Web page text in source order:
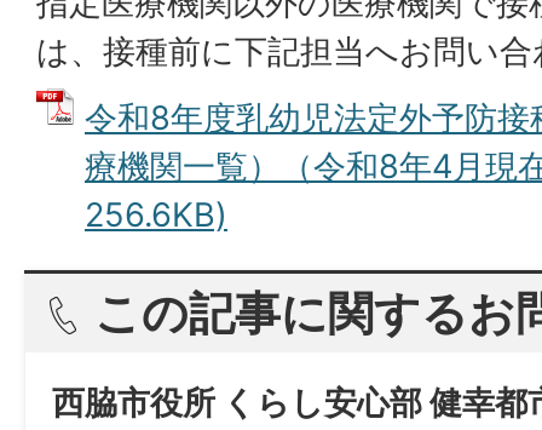
は、接種前に下記担当へお問い
令和8年度乳幼児法定外予防
療機関一覧）（令和8年4月現
256.6KB)
この記事に関するお
西脇市役所 くらし安心部 健幸都